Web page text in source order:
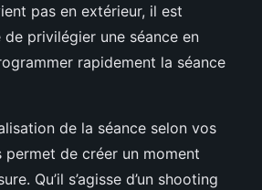
pas en extérieur, il est
privilégier une séance en
rapidement la séance
de la séance selon vos
permet de créer un moment
Qu’il s’agisse d’un shooting